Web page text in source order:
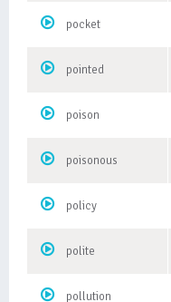
pocket
pointed
poison
poisonous
policy
polite
pollution